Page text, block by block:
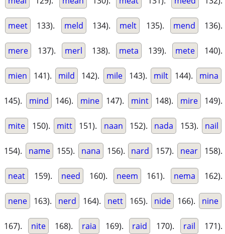
meet 133). meld 134). melt 135). mend 136).
mere 137). merl 138). meta 139). mete 140).
mien 141). mild 142). mile 143). milt 144). mina
145). mind 146). mine 147). mint 148). mire 149).
mite 150). mitt 151). naan 152). nada 153). nail
154). name 155). nana 156). nard 157). near 158).
neat 159). need 160). neem 161). nema 162).
nene 163). nerd 164). nett 165). nide 166). nine
167). nite 168). raia 169). raid 170). rail 171).